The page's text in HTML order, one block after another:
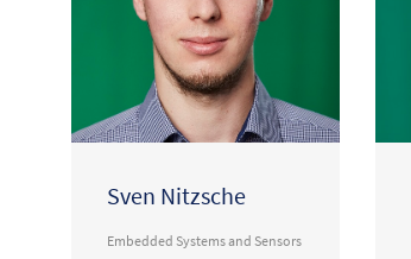
Sven Nitzsche
Embedded Systems and Sensors